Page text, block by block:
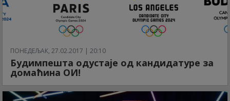
ПОНЕДЕЉАК, 27.02.2017 | 20:10
Будимпешта одустаје од кандидатуре за
домаћина ОИ!